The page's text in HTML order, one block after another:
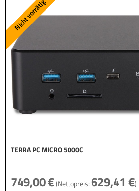
TERRA PC MICRO 5000C
749,00€(Nettopreis: 629,41€)